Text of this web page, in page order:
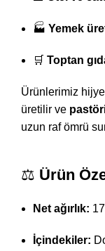
🏭 Yemek
🛒 Toptan
Ürünlerimiz
üretilir ve
uzun raf ömrü
⚖️ Ürün
Net ağırlık:
İçindekiler: